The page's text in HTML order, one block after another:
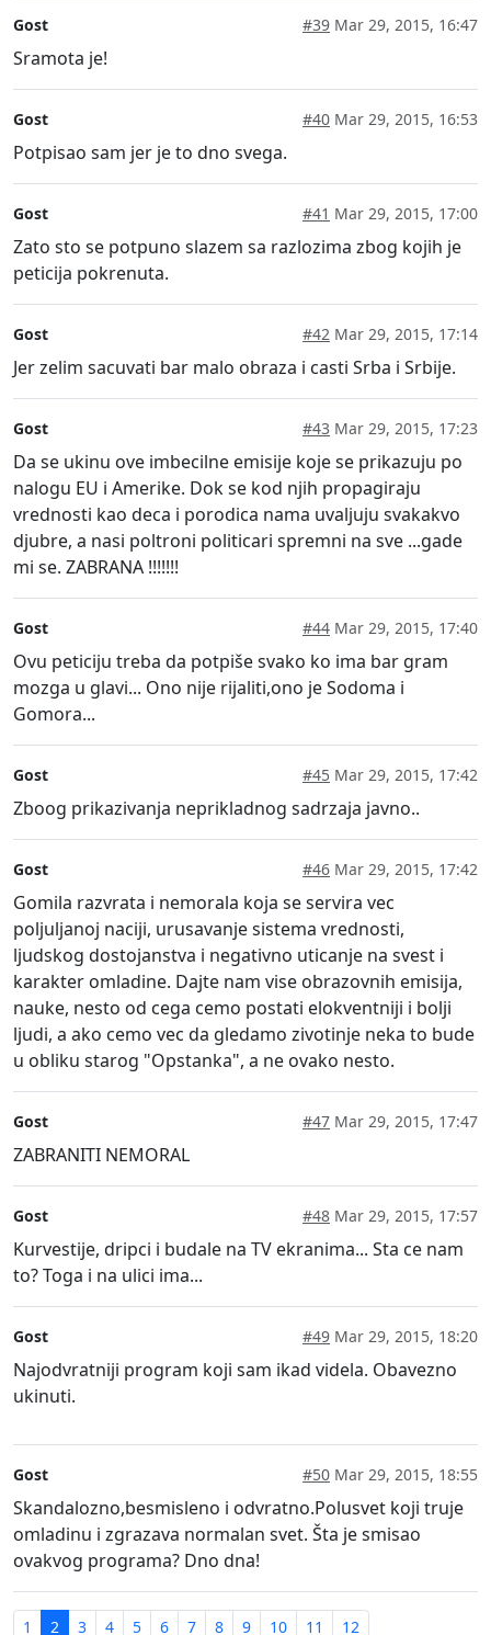
Gost #39 Mar 29, 2015, 16:47
Sramota je!
Gost #40 Mar 29, 2015, 16:53
Potpisao sam jer je to dno svega.
Gost #41 Mar 29, 2015, 17:00
Zato sto se potpuno slazem sa razlozima zbog kojih je
peticija pokrenuta.
Gost #42 Mar 29, 2015, 17:14
Jer zelim sacuvati bar malo obraza i casti Srba i Srbije.
Gost #43 Mar 29, 2015, 17:23
Da se ukinu ove imbecilne emisije koje se prikazuju po
nalogu EU i Amerike. Dok se kod njih propagiraju
vrednosti kao deca i porodica nama uvaljuju svakakvo
djubre, a nasi poltroni politicari spremni na sve ...gade
mi se. ZABRANA !!!!!!!
Gost #44 Mar 29, 2015, 17:40
Ovu peticiju treba da potpiše svako ko ima bar gram
mozga u glavi... Ono nije rijaliti,ono je Sodoma i
Gomora...
Gost #45 Mar 29, 2015, 17:42
Zboog prikazivanja neprikladnog sadrzaja javno..
Gost #46 Mar 29, 2015, 17:42
Gomila razvrata i nemorala koja se servira vec
poljuljanoj naciji, urusavanje sistema vrednosti,
ljudskog dostojanstva i negativno uticanje na svest i
karakter omladine. Dajte nam vise obrazovnih emisija,
nauke, nesto od cega cemo postati elokventniji i bolji
ljudi, a ako cemo vec da gledamo zivotinje neka to bude
u obliku starog "Opstanka", a ne ovako nesto.
Gost #47 Mar 29, 2015, 17:47
ZABRANITI NEMORAL
Gost #48 Mar 29, 2015, 17:57
Kurvestije, dripci i budale na TV ekranima... Sta ce nam
to? Toga i na ulici ima...
Gost #49 Mar 29, 2015, 18:20
Najodvratniji program koji sam ikad videla. Obavezno
ukinuti.
Gost #50 Mar 29, 2015, 18:55
Skandalozno,besmisleno i odvratno.Polusvet koji truje
omladinu i zgrazava normalan svet. Šta je smisao
ovakvog programa? Dno dna!
1 2 3 4 5 6 7 8 9 10 11 12